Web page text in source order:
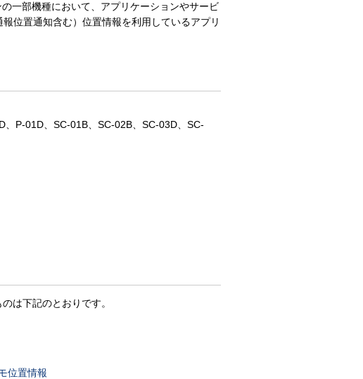
一部機種において、アプリケーションやサービ
位置通知含む）位置情報を利用しているアプリ
P-01D、SC-01B、SC-02B、SC-03D、SC-
は下記のとおりです。
位置情報